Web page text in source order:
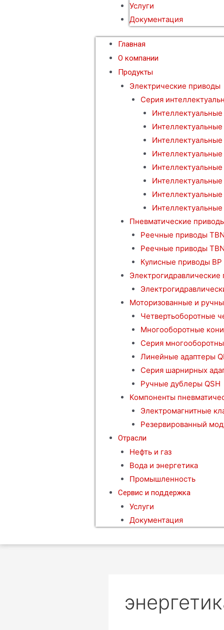
Услуги
Документация
Главная
О компании
Продукты
Электрические приводы
Серия
Пневматические
Реечные приводы
Реечные приводы
Кулисные приводы BP
Электрогидравлические
Моторизованные и
Четвертьоборотные
Многооборотные
Серия
Линейные адаптеры
Серия шарнирных
Ручные дублеры QSH
Компоненты
Электромагнитные
Резервированный
Отрасли
Нефть и газ
Вода и энергетика
Промышленность
Сервис и поддержка
Услуги
Документация